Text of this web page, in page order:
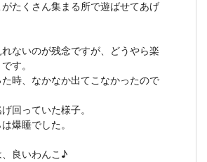
たくさん集まる所で遊ばせてあげ
ないのが残念ですが、どうやら楽
す。
時、なかなか出てこなかったので
回っていた様子。
爆睡でした。
良いわんこ♪